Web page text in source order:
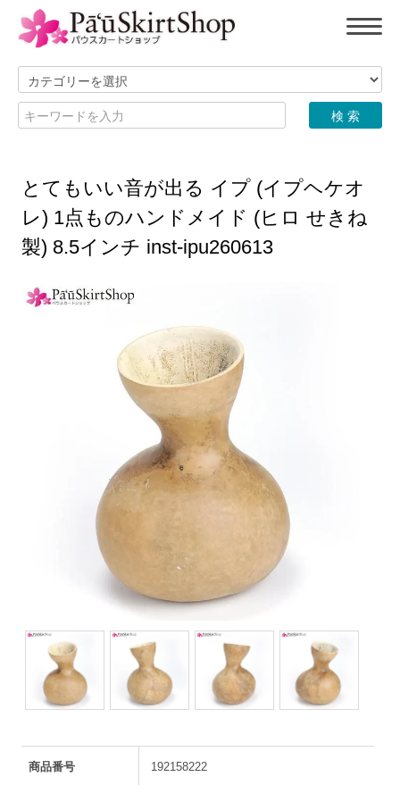
とてもいい音が出る イプ (イプヘケオ
レ) 1点ものハンドメイド (ヒロ せきね
製) 8.5インチ inst-ipu260613
商品番号 192158222